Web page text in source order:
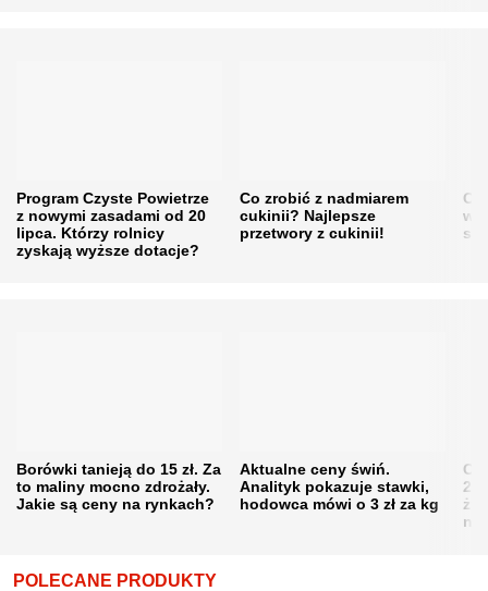
Program Czyste Powietrze
z nowymi zasadami od 20
lipca. Którzy rolnicy
zyskają wyższe dotacje?
Co zrobić z nadmiarem
cukinii? Najlepsze
przetwory z cukinii!
w
Borówki tanieją do 15 zł. Za
to maliny mocno zdrożały.
Jakie są ceny na rynkach?
Aktualne ceny świń.
Analityk pokazuje stawki,
hodowca mówi o 3 zł za kg
POLECANE PRODUKTY